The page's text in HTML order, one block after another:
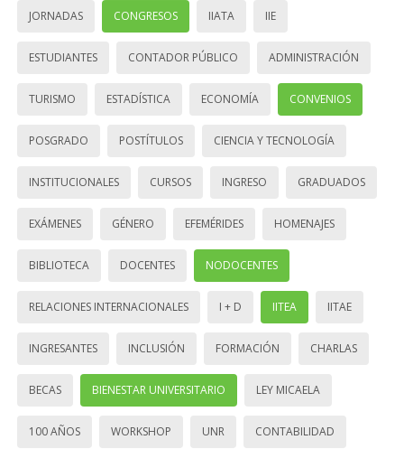
JORNADAS CONGRESOS IIATA IIE
ESTUDIANTES CONTADOR PÚBLICO ADMINISTRACIÓN
TURISMO ESTADÍSTICA ECONOMÍA CONVENIOS
POSGRADO POSTÍTULOS CIENCIA Y TECNOLOGÍA
INSTITUCIONALES CURSOS INGRESO GRADUADOS
EXÁMENES GÉNERO EFEMÉRIDES HOMENAJES
BIBLIOTECA DOCENTES NODOCENTES
RELACIONES INTERNACIONALES I + D IITEA IITAE
INGRESANTES INCLUSIÓN FORMACIÓN CHARLAS
BECAS BIENESTAR UNIVERSITARIO LEY MICAELA
100 AÑOS WORKSHOP UNR CONTABILIDAD